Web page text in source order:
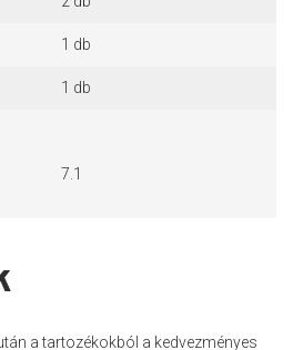
1 db
1 db
7.1
a tartozékokból a kedvezményes